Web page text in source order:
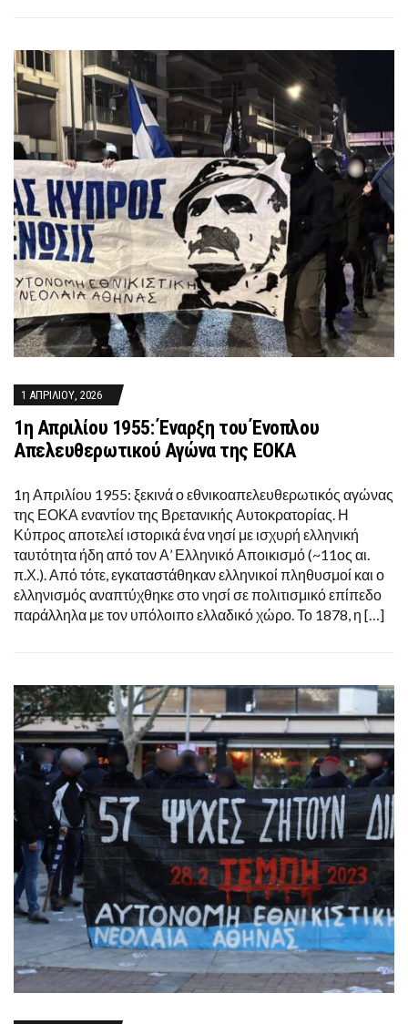
1 ΑΠΡΙΛΊΟΥ, 2026
1η Απριλίου 1955: Έναρξη του Ένοπλου
Απελευθερωτικού Αγώνα της ΕΟΚΑ
1η Απριλίου 1955: ξεκινά ο εθνικοαπελευθερωτικός αγώνας
της ΕΟΚΑ εναντίον της Βρετανικής Αυτοκρατορίας. Η
Κύπρος αποτελεί ιστορικά ένα νησί με ισχυρή ελληνική
ταυτότητα ήδη από τον Α’ Ελληνικό Αποικισμό (~11ος αι.
π.Χ.). Από τότε, εγκαταστάθηκαν ελληνικοί πληθυσμοί και ο
ελληνισμός αναπτύχθηκε στο νησί σε πολιτισμικό επίπεδο
παράλληλα με τον υπόλοιπο ελλαδικό χώρο. Το 1878, η […]